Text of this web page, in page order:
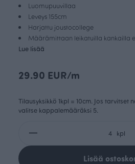
Luomupuuvillaa
Leveys 155cm
Harjattu joustocollege
Määrämittaan leikatuilla kankailla
Lue lisää
29.90 EUR/m
Tilausyksikkö 1kpl = 10cm. Jos tarvitset
valitse kappalemääräksi 5.
kpl
Lisää